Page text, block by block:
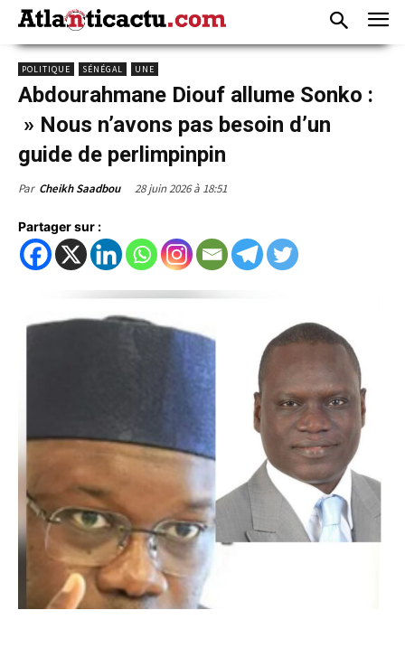
POLITIQUE SÉNÉGAL UNE
Abdourahmane Diouf allume Sonko :
» Nous n’avons pas besoin d’un
guide de perlimpinpin
Par Cheikh Saadbou 28 juin 2026 à 18:51
Partager sur :